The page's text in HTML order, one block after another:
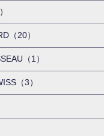
（20）
（1）
（3）